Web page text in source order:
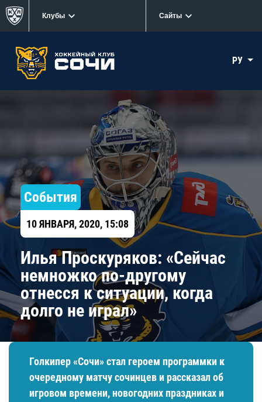
Клубы Сайты
РУ
События
10 ЯНВАРЯ, 2020, 15:08
Илья Проскуряков: «Сейчас
немножко по-другому
отнесся к ситуации, когда
долго не играл»
Голкипер «Сочи» стал героем программки к
очередному матчу сочинцев и рассказал об
игровом времени, новогодних праздниках и